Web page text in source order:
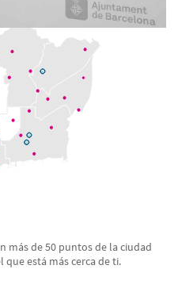
más de 50 puntos de la ciudad
está más cerca de ti.